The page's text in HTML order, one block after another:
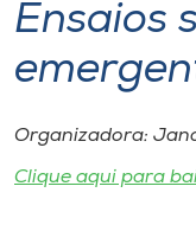
CPA
Biblioteca
Ensaios
Organizadora:
Clique aqui para